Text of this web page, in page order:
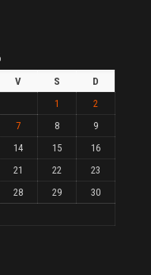
V S
D
1
2
7 8
9
14 15
16
21 22
23
28 29
30